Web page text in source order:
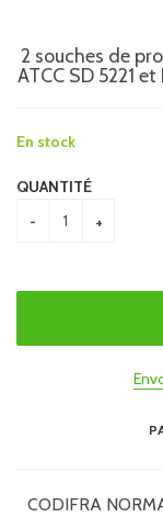
2 souches de
ATCC SD 5221
En stock
QUANTITÉ
CODIFRA